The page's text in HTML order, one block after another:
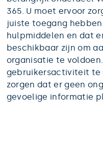
365. U moet ervoor
juiste toegang
hulpmiddelen en dat
beschikbaar zijn om
organisatie te
gebruikersactiviteit te
zorgen dat er geen
gevoelige informatie